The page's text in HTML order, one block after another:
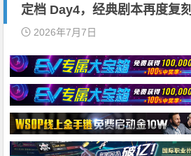
定档 Day4，经典剧本再度复刻
2026年7月7日